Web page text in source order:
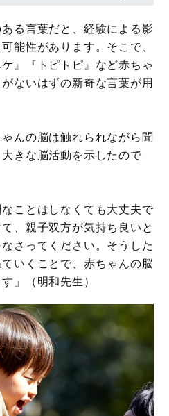
る言葉だと、経験による影
能性があります。そこで、
』『トピトピ』など赤ちゃ
ないはずの新奇な言葉が用
んの脳は触れられながら聞
きな脳活動を示したので
ことはしなくても大丈夫で
、親子双方が気持ち良いと
さってください。そうした
いくことで、赤ちゃんの脳
」（明和先生）